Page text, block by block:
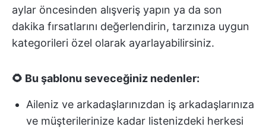
aylar öncesinden alışveriş yapın ya da son
dakika fırsatlarını değerlendirin, tarzınıza uygun
kategorileri özel olarak ayarlayabilirsiniz.
🌻 Bu şablonu seveceğiniz nedenler:
Aileniz ve arkadaşlarınızdan iş arkadaşlarınıza
ve müşterilerinize kadar listenizdeki herkesi